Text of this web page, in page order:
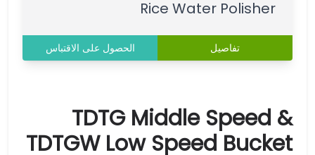
Rice Water Polisher
تفاصيل الحصول على الاقتباس
TDTG Middle Speed &
TDTGW Low Speed Bucket